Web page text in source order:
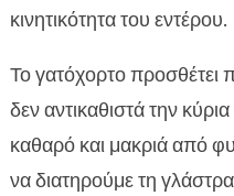
κινητικότητα του εντέρου.
Το γατόχορτο προσθέτει
δεν αντικαθιστά την
καθαρό και μακριά από
να διατηρούμε τη